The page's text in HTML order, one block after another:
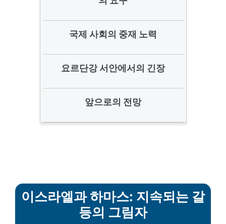
국제 사회의 중재 노력
요르단강 서안에서의 긴장
앞으로의 전망
이스라엘과 하마스: 지속되는 갈
등의 그림자